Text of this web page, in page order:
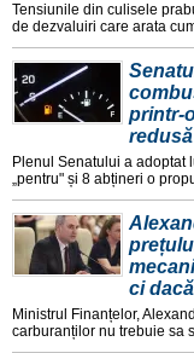
Tensiunile din culisele
de dezvaluiri care arata
printr-
Plenul Senatului a adoptat
„pentru" și 8 abțineri o
ci
Ministrul Finanțelor,
carburanților nu trebuie sa